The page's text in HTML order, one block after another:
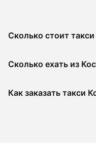
Сколько стоит
Сколько ехать из
Как заказать такси